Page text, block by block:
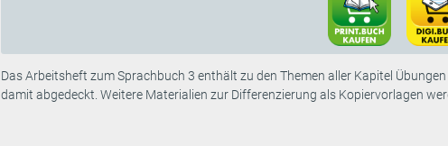
Das Arbeitsheft zum Sprachbuch 3 enthält zu den Themen aller Kapitel
damit abgedeckt. Weitere Materialien zur Differenzierung als Kopiervorlagen